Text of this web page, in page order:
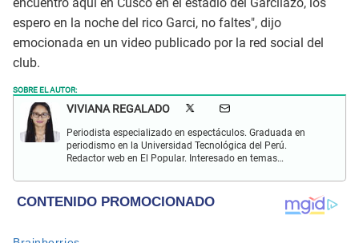
espero en la noche del rico Garci, no faltes", dijo
emocionada en un video publicado por la red social del
club.
SOBRE EL AUTOR:
VIVIANA REGALADO
Periodista especializado en espectáculos. Graduada en
periodismo en la Universidad Tecnológica del Perú.
Redactor web en El Popular. Interesado en temas
y crónicas.